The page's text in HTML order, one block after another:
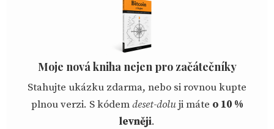
Moje nová kniha nejen pro začátečníky
Stahujte ukázku zdarma, nebo si rovnou kupte
plnou verzi. S kódemdeset-doluji máte o 10 %
levněji.